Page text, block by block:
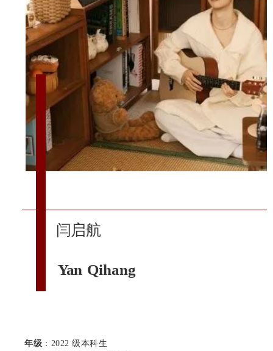
闫启航
Yan Qihang
年级 ：2022 级本科生